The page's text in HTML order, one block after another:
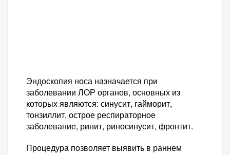
Эндоскопия носа назначается при
заболевании ЛОР органов, основных из
которых являются: синусит, гайморит,
тонзиллит, острое респираторное
заболевание, ринит, риносинусит, фронтит.
Процедура позволяет выявить в раннем